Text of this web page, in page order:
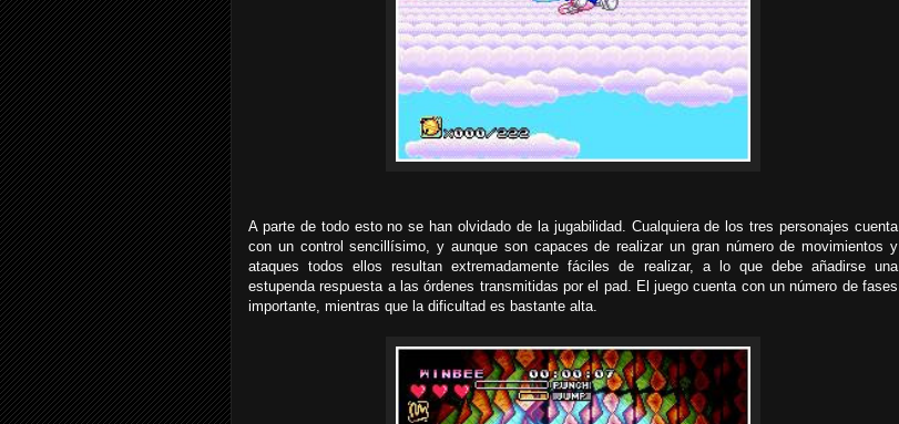
A parte de todo esto no se han olvidado de la jugabilidad. Cualquiera de los tres personajes cuenta
con un control sencillísimo, y aunque son capaces de realizar un gran número de movimientos y
ataques todos ellos resultan extremadamente fáciles de realizar, a lo que debe añadirse una
estupenda respuesta a las órdenes transmitidas por el pad. El juego cuenta con un número de fases
importante, mientras que la dificultad es bastante alta.